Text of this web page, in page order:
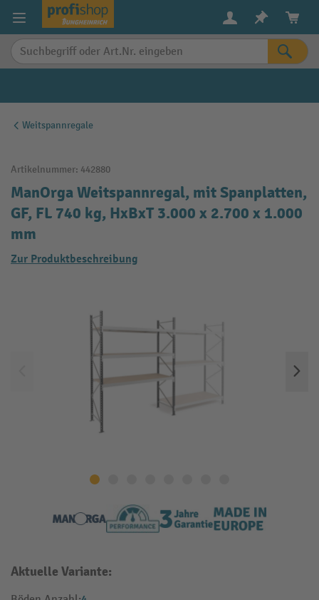
springen
Weitspannregale
Artikelnummer: 442880
ManOrga Weitspannregal, mit Spanplatten,
GF, FL 740 kg, HxBxT 3.000 x 2.700 x 1.000
mm
Zur Produktbeschreibung
Aktuelle Variante: